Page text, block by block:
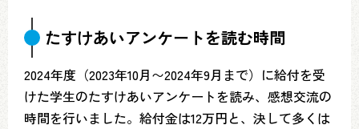
たすけあいアンケートを読む時間
2024年度（2023年10月〜2024年9月まで）に給付を受
けた学生のたすけあいアンケートを読み、感想交流の
時間を行いました。給付金は12万円と、決して多くは